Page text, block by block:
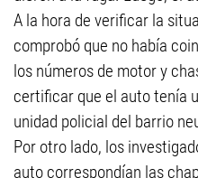
A la hora de verificar la
comprobó que no había
los números de motor y
certificar que el auto tenía
unidad policial del barrio
Por otro lado, los
auto correspondían las